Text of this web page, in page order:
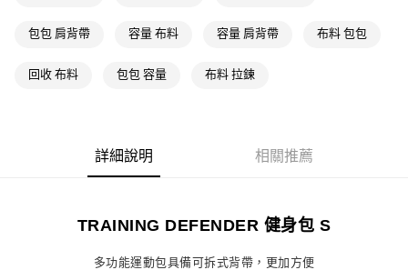
包包 肩背帶 容量 布料 容量 肩背帶 布料 包包
回收 布料 包包 容量 布料 拉鍊
詳細說明 相關推薦
TRAINING DEFENDER 健身包 S
多功能運動包具備可拆式背帶，更加方便